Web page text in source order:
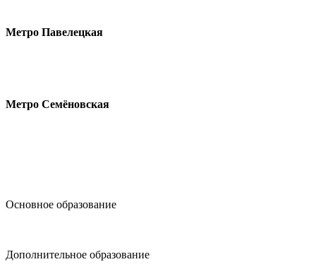
Метро Павелецкая
Метро Семёновская
Основное образование
Дополнительное образование